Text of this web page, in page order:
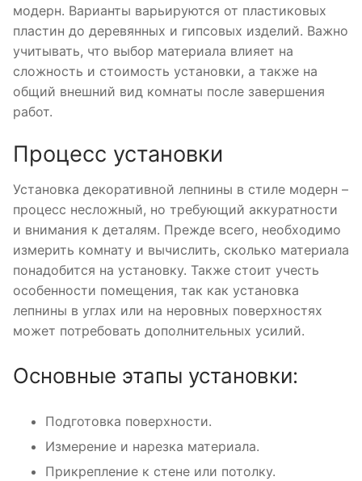
модерн. Варианты варьируются от пластиковых
пластин до деревянных и гипсовых изделий. Важно
учитывать, что выбор материала влияет на
сложность и стоимость установки, а также на
общий внешний вид комнаты после завершения
работ.
Процесс установки
Установка декоративной лепнины в стиле модерн –
процесс несложный, но требующий аккуратности
и внимания к деталям. Прежде всего, необходимо
измерить комнату и вычислить, сколько материала
понадобится на установку. Также стоит учесть
особенности помещения, так как установка
лепнины в углах или на неровных поверхностях
может потребовать дополнительных усилий.
Основные этапы установки:
Подготовка поверхности.
Измерение и нарезка материала.
Прикрепление к стене или потолку.